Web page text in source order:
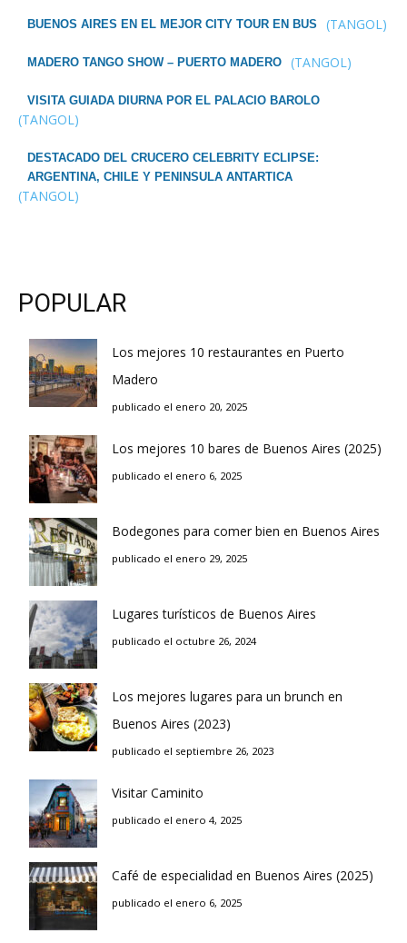
BUENOS AIRES EN EL MEJOR CITY TOUR EN BUS (TANGOL)
MADERO TANGO SHOW – PUERTO MADERO (TANGOL)
VISITA GUIADA DIURNA POR EL PALACIO BAROLO
(TANGOL)
DESTACADO DEL CRUCERO CELEBRITY ECLIPSE:
ARGENTINA, CHILE Y PENINSULA ANTARTICA
(TANGOL)
POPULAR
Los mejores 10 restaurantes en Puerto
Madero
publicado el enero 20, 2025
Los mejores 10 bares de Buenos Aires (2025)
publicado el enero 6, 2025
Bodegones para comer bien en Buenos Aires
publicado el enero 29, 2025
Lugares turísticos de Buenos Aires
publicado el octubre 26, 2024
Los mejores lugares para un brunch en
Buenos Aires (2023)
publicado el septiembre 26, 2023
Visitar Caminito
publicado el enero 4, 2025
Café de especialidad en Buenos Aires (2025)
publicado el enero 6, 2025